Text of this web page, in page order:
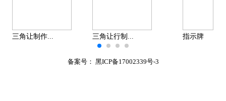
三角让制作... 三角让行制... 指示牌
备案号： 黑ICP备17002339号-3